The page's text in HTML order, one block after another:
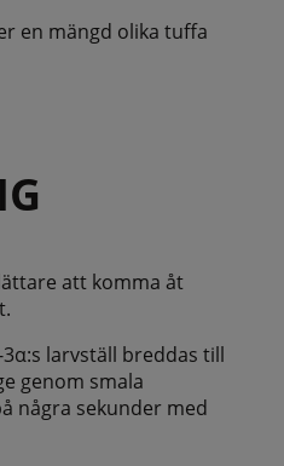
en mängd olika tuffa
att komma åt
larvställ breddas till
genom smala
några sekunder med